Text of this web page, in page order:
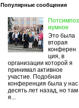
Популярные сообщения
Потсимпоз
иумное
Это была
вторая
конферен
ция, в
организации которой я
принимал активное
участие. Подобная
конференция была у нас
десять лет назад, но там
я...